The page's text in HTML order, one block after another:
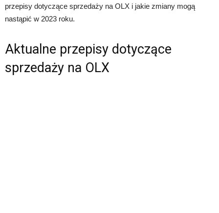
przepisy dotyczące sprzedaży na OLX i jakie zmiany mogą
nastąpić w 2023 roku.
Aktualne przepisy dotyczące
sprzedaży na OLX